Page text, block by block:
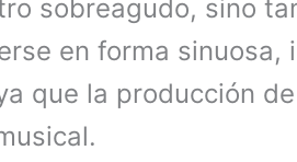
sobreagudo, sino
en forma
que la producción de